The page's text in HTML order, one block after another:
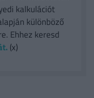
kalkulációt
különböző
Ehhez keresd
(x)